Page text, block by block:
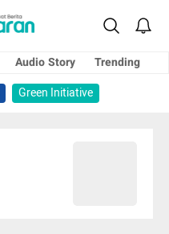
Audio Story
Trending
Green Initiative